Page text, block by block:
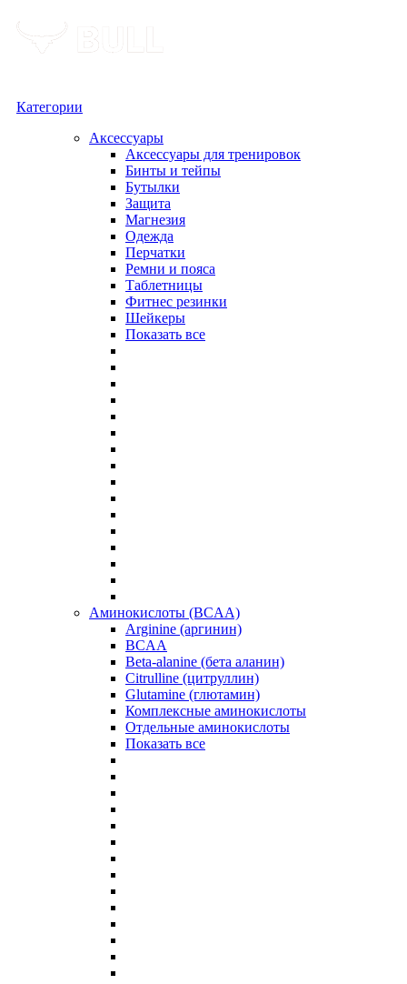
Категории
Аксессуары
Аксессуары для тренировок
Бинты и тейпы
Бутылки
Защита
Магнезия
Одежда
Перчатки
Ремни и пояса
Таблетницы
Фитнес резинки
Шейкеры
Показать все
Аминокислоты (BCAA)
Arginine (аргинин)
BCAA
Beta-alanine (бета аланин)
Citrulline (цитруллин)
Glutamine (глютамин)
Комплексные аминокислоты
Отдельные аминокислоты
Показать все